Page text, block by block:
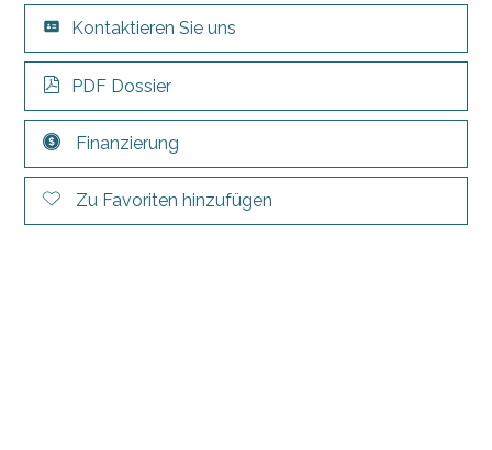
Kontaktieren Sie uns
PDF Dossier
Finanzierung
Zu Favoriten hinzufügen